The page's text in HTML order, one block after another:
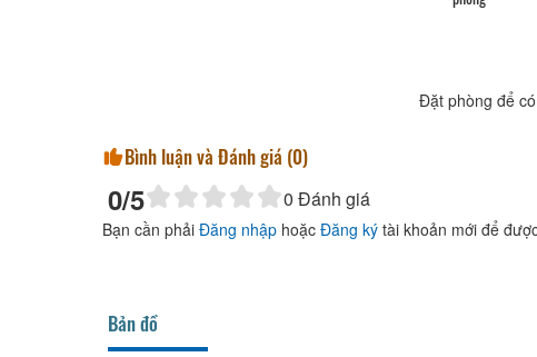
Đặt phòng để
Bình luận và Đánh giá (0)
0/5 0 Đánh giá
Bạn cần phải Đăng nhập hoặc Đăng ký tài khoản mới để
Bản đồ